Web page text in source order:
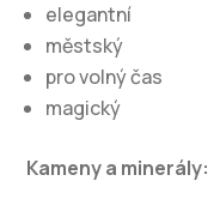
elegantní
městský
pro volný čas
magický
Kameny a minerály: